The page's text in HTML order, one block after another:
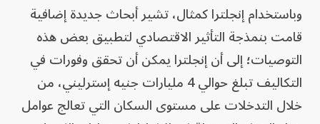
وباستخدام إنجلترا كمثال، تشير أبحاث جديدة إضافية
قامت بنمذجة التأثير الاقتصادي لتطبيق بعض هذه
التوصيات؛ إلى أن إنجلترا يمكن أن تحقق وفورات في
التكاليف تبلغ حوالي 4 مليارات جنيه إسترليني، من
خلال التدخلات على مستوى السكان التي تعالج عوامل